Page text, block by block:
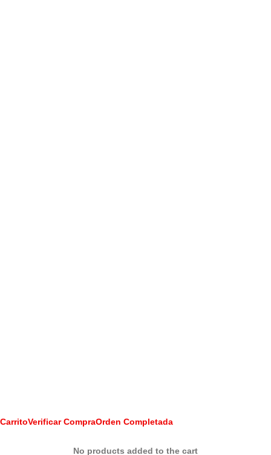
CarritoVerificar CompraOrden Completada
No products added to the cart